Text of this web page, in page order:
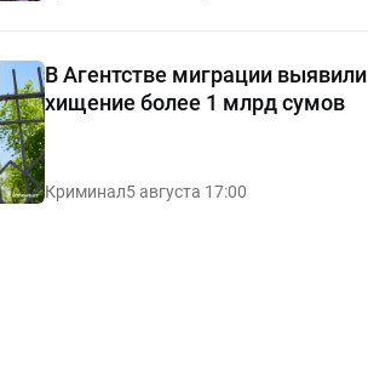
В Агентстве миграции выявили
хищение более 1 млрд сумов
Криминал5 августа 17:00